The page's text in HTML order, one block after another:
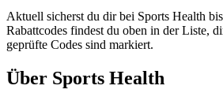
Aktuell sicherst du dir bei Sports Health
Rabattcodes findest du oben in der Liste,
geprüfte Codes sind markiert.
Über Sports Health